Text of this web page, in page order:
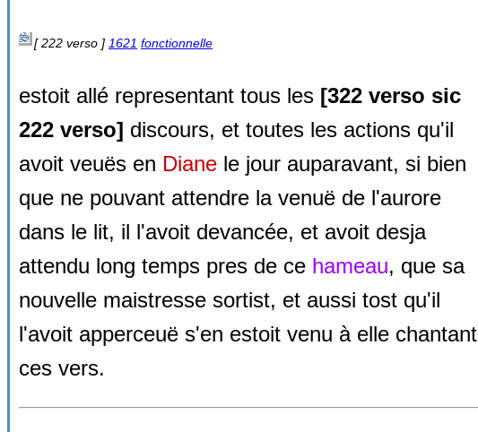
[ 222 verso ] 1621 fonctionnelle
estoit allé representant tous les [322 verso sic
222 verso] discours, et toutes les actions qu'il
avoit veuës en Diane le jour auparavant, si bien
que ne pouvant attendre la venuë de l'aurore
dans le lit, il l'avoit devancée, et avoit desja
attendu long temps pres de ce hameau, que sa
nouvelle maistresse sortist, et aussi tost qu'il
l'avoit apperceuë s'en estoit venu à elle chantant
ces vers.